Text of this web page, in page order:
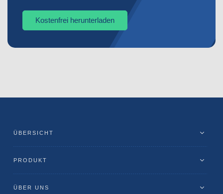
Kostenfrei herunterladen
ÜBERSICHT
PRODUKT
ÜBER UNS